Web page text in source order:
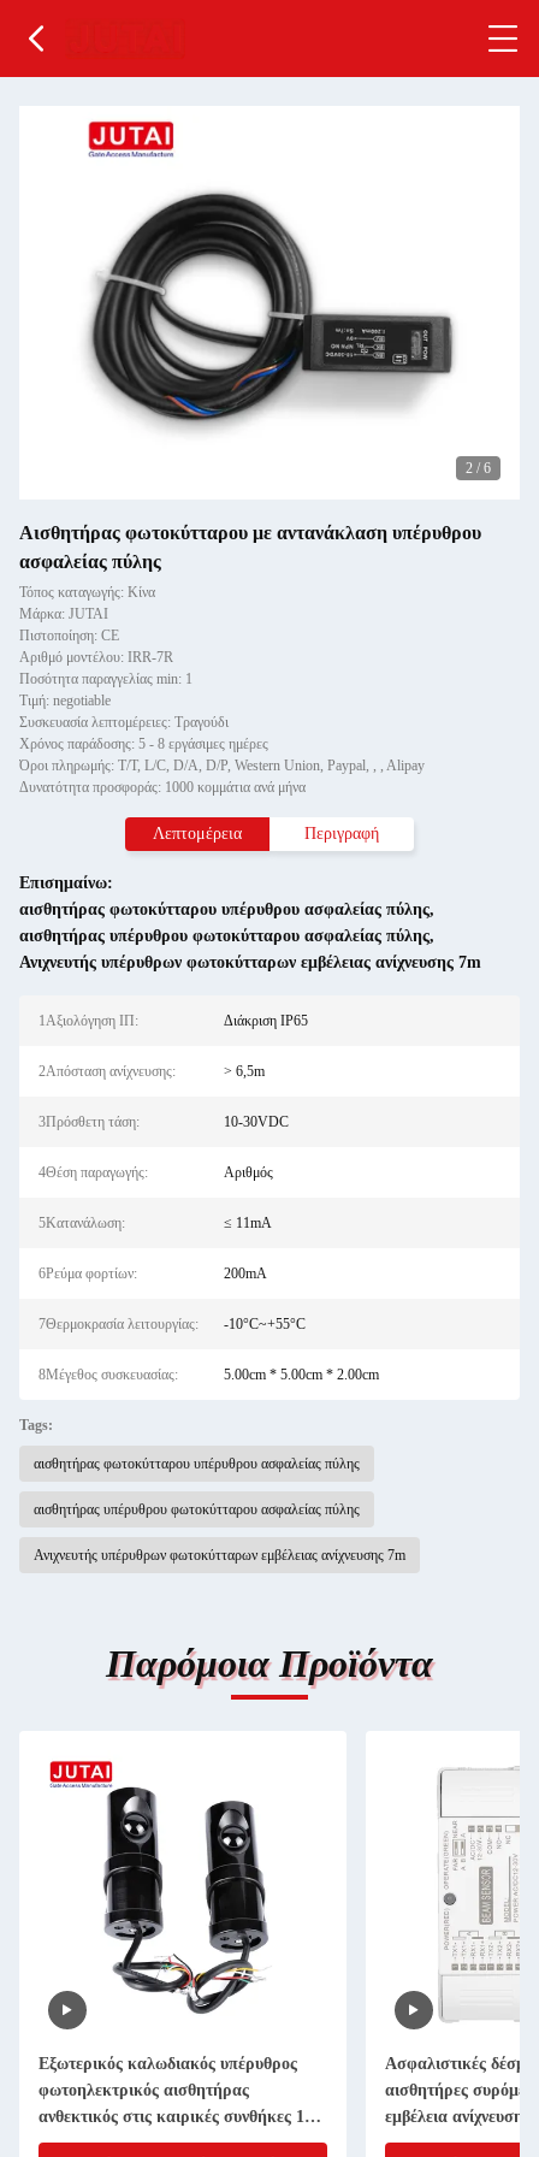
2 / 6
Αισθητήρας φωτοκύτταρου με αντανάκλαση υπέρυθρου
ασφαλείας πύλης
Τόπος καταγωγής: Κίνα
Μάρκα: JUTAI
Πιστοποίηση: CE
Αριθμό μοντέλου: IRR-7R
Ποσότητα παραγγελίας min: 1
Τιμή: negotiable
Συσκευασία λεπτομέρειες: Τραγούδι
Χρόνος παράδοσης: 5 - 8 εργάσιμες ημέρες
Όροι πληρωμής: T/T, L/C, D/A, D/P, Western Union, Paypal, , , Alipay
Δυνατότητα προσφοράς: 1000 κομμάτια ανά μήνα
Λεπτομέρεια Περιγραφή
Επισημαίνω:
αισθητήρας φωτοκύτταρου υπέρυθρου ασφαλείας πύλης,
αισθητήρας υπέρυθρου φωτοκύτταρου ασφαλείας πύλης,
Ανιχνευτής υπέρυθρων φωτοκύτταρων εμβέλειας ανίχνευσης 7m
1Αξιολόγηση ΙΠ: Διάκριση IP65
2Απόσταση ανίχνευσης: > 6,5m
3Πρόσθετη τάση: 10-30VDC
4Θέση παραγωγής: Αριθμός
5Κατανάλωση: ≤ 11mA
6Ρεύμα φορτίων: 200mA
7Θερμοκρασία λειτουργίας: -10°C~+55°C
8Μέγεθος συσκευασίας: 5.00cm * 5.00cm * 2.00cm
Tags:
αισθητήρας φωτοκύτταρου υπέρυθρου ασφαλείας πύλης
αισθητήρας υπέρυθρου φωτοκύτταρου ασφαλείας πύλης
Ανιχνευτής υπέρυθρων φωτοκύτταρων εμβέλειας ανίχνευσης 7m
Παρόμοια Προϊόντα
Εξωτερικός καλωδιακός υπέρυθρος
φωτοηλεκτρικός αισθητήρας
ανθεκτικός στις καιρικές συνθήκες 180
μοίρες περιστροφή για την ασφάλεια
Ασφαλιστικές
αισθητήρες
εμβέλεια ανίχνευσης